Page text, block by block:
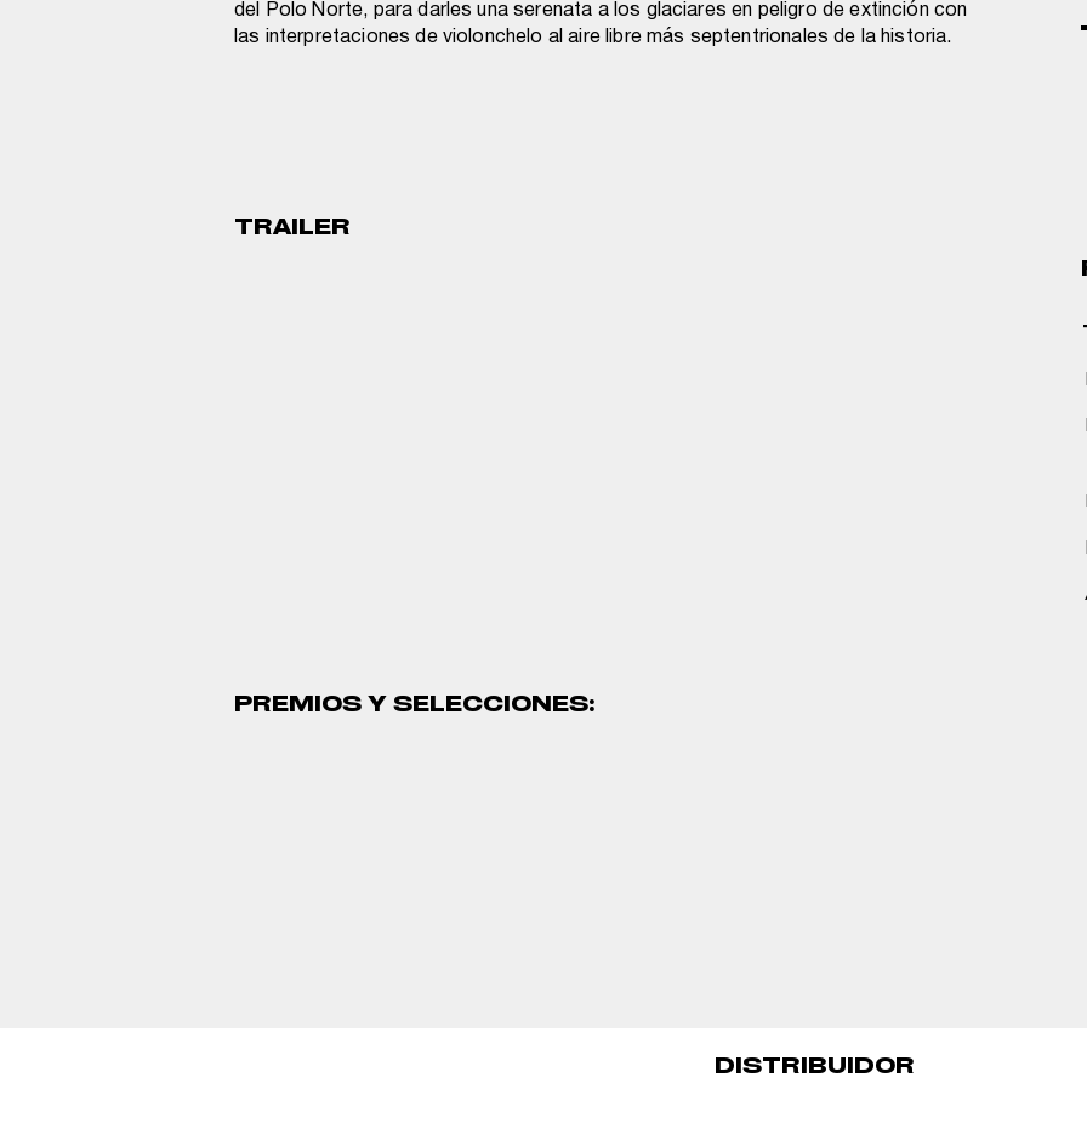
del Polo Norte, para darles una serenata a los glaciares en peligro de extinción con
las interpretaciones de violonchelo al aire libre más septentrionales de la historia.
TRAILER
PREMIOS Y SELECCIONES:
DISTRIBUIDOR